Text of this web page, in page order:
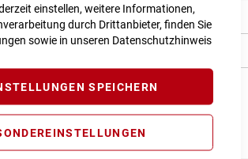
einstellen, weitere Informationen,
durch Drittanbieter, finden Sie
sowie in unseren Datenschutzhinweis
SPEICHERN